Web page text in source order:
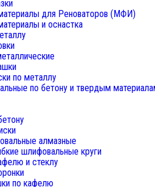
для Реноваторов (МФИ)
и оснастка
по металлу
по бетону и твердым
алмазные
шлифовальные круги
и стеклу
по кафелю